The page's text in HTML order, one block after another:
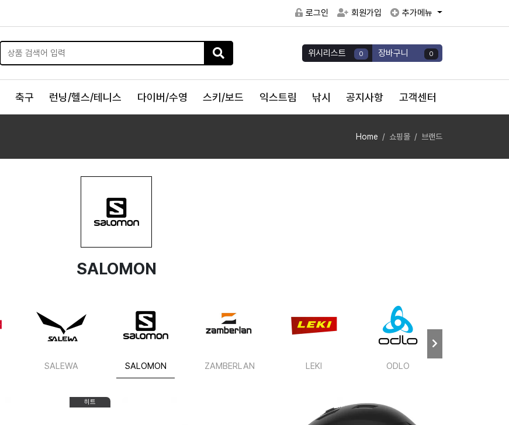
로그인 회원가입 추가메뉴
위시리스트 0 장바구니 0
축구 런닝/헬스/테니스 다이버/수영 스키/보드 익스트림 낚시 공지사항 고객센터
Home 쇼핑몰 브랜드
SALOMON
SALEWA SALOMON ZAMBERLAN LEKI ODLO
히트